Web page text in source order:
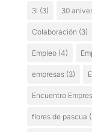
3i (3) 30
Colaboración (3)
Empleo(4)
empresas(3)
Encuentro
flores de pascua